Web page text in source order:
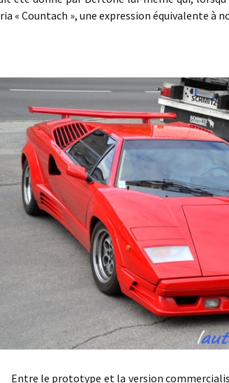
« Countach », une expression équivalente à
le prototype et la version